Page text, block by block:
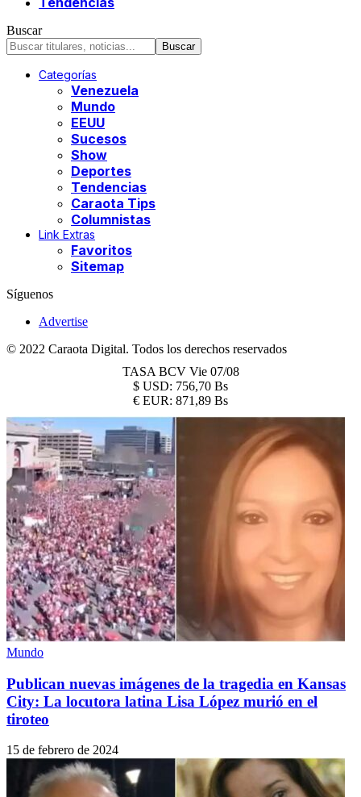
Buscar
Categorías
Venezuela
Mundo
EEUU
Sucesos
Show
Deportes
Tendencias
Caraota Tips
Columnistas
Link Extras
Favoritos
Sitemap
Síguenos
Advertise
© 2022 Caraota Digital. Todos los derechos reservados
TASA BCV Vie 07/08
$ USD: 756,70 Bs
€ EUR: 871,89 Bs
Mundo
Publican nuevas imágenes de la tragedia en Kansas
City: La locutora latina Lisa López murió en el
tiroteo
15 de febrero de 2024